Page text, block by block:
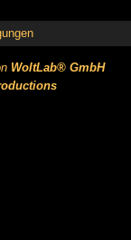
WoltLab® GmbH